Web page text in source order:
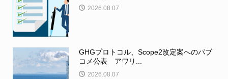
2026.08.07
GHGプロトコル、Scope2改定案へのパブ
コメ公表 アワリ...
2026.08.07